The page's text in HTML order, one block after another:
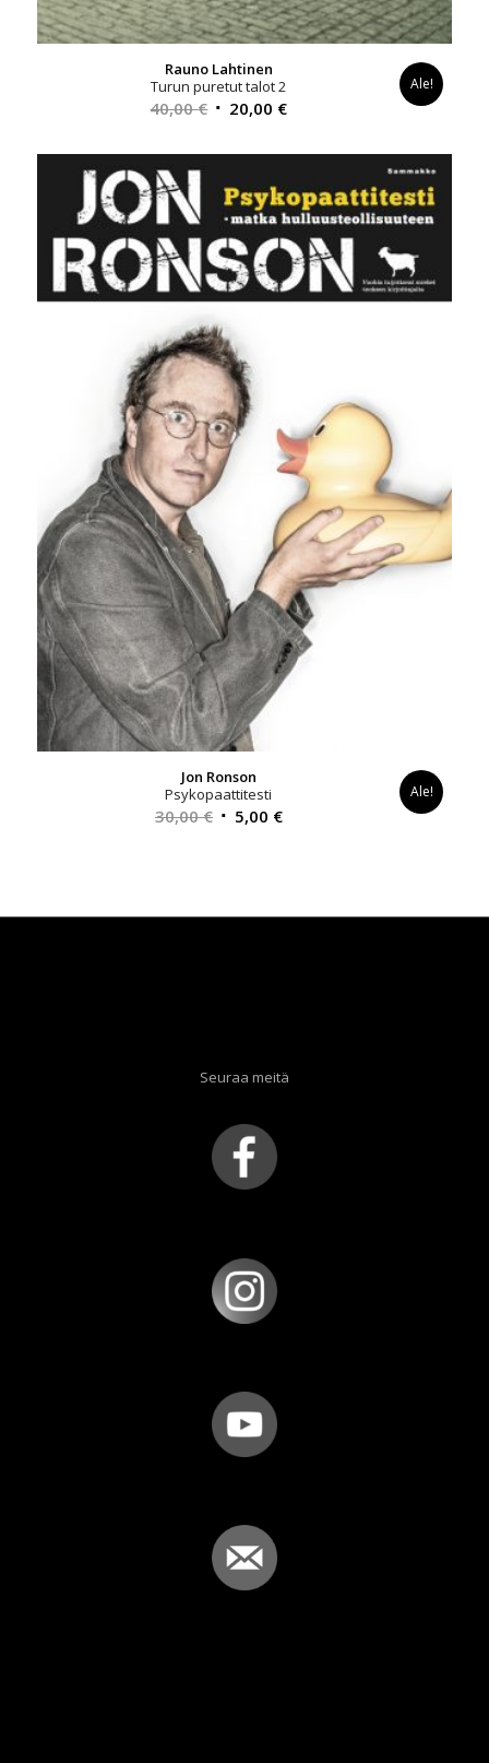
Rauno Lahtinen
Turun puretut talot 2
40,00€ Alkuperäinen
oli:
40,00 €.
20,00 €Nykyinen
on:
20,00 €.
Ale!
Jon Ronson
Psykopaattitesti
30,00€ Alkuperäinen
5,00 €Nykyinen
Ale!
Seuraa meitä